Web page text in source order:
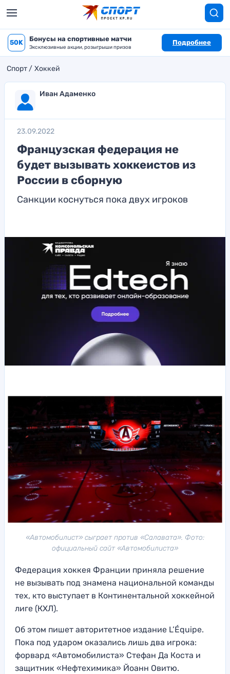
50K Бонусы на спортивные матчи
Эксклюзивные акции, розыгрыши призов
Подробнее
Спорт Хоккей
Иван Адаменко
23.09.2022
Французская федерация не
будет вызывать хоккеистов из
России в сборную
Санкции коснуться пока двух игроков
«Автомобилист» сыграет против «Салавата». Фото:
официальный сайт «Автомобилиста»
Федерация хоккея Франции приняла решение
не вызывать под знамена национальной команды
тех, кто выступает в Континентальной хоккейной
лиге (КХЛ).
Об этом пишет авторитетное издание L’Équipe.
Пока под ударом оказались лишь два игрока:
форвард «Автомобилиста» Стефан Да Коста и
защитник «Нефтехимика» Йоанн Овитю.